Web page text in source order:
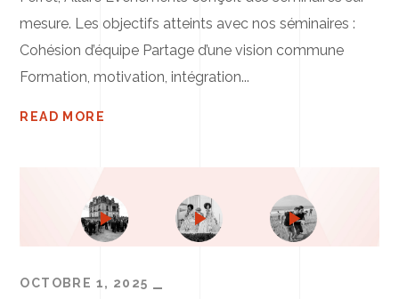
mesure. Les objectifs atteints avec nos séminaires :
Cohésion d’équipe Partage d’une vision commune
Formation, motivation, intégration...
READ MORE
OCTOBRE 1, 2025